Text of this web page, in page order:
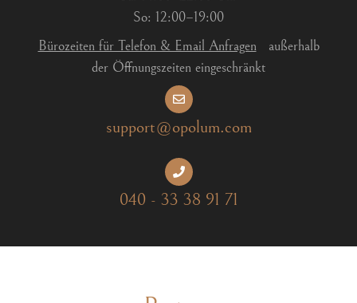
So: 12:00–19:00
Bürozeiten für Telefon & Email Anfragenaußerhalb
der Öffnungszeiten eingeschränkt
support@opolum.com
040 - 33 38 91 71